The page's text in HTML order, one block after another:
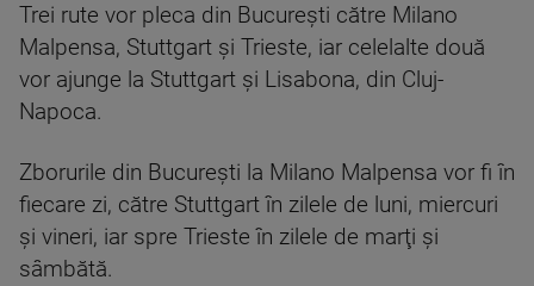
Trei rute vor pleca din Bucureşti către Milano
Malpensa, Stuttgart şi Trieste, iar celelalte două
vor ajunge la Stuttgart şi Lisabona, din Cluj-
Napoca.
Zborurile din Bucureşti la Milano Malpensa vor fi în
fiecare zi, către Stuttgart în zilele de luni, miercuri
şi vineri, iar spre Trieste în zilele de marţi şi
sâmbătă.